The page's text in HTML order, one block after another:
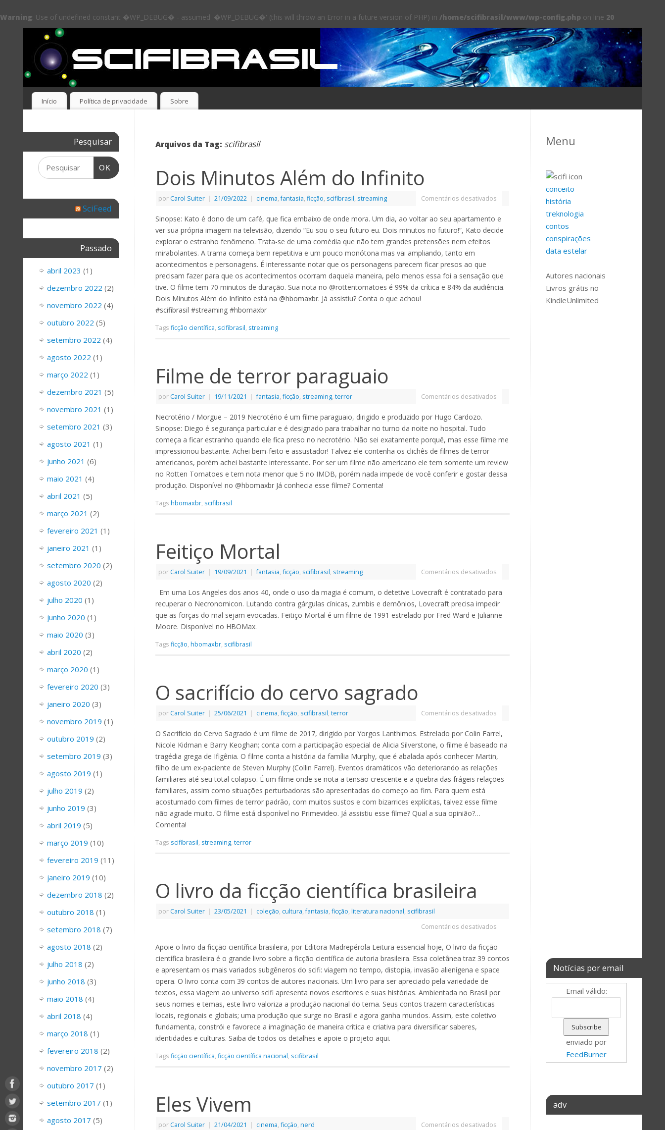
Warning: Use of undefined constant �WP_DEBUG� - assumed '�WP_DEBUG�' (this will throw an Error in a future version of PHP) in /home/scifibrasil/www/wp-config.php on line 20
Início Política de privacidade Sobre
Arquivos da Tag: scifibrasil
Dois Minutos Além do Infinito
porCarol Suiter | 21/09/2022 | cinema,fantasia, ficção, scifibrasil, streaming Comentários desativados
Sinopse: Kato é dono de um café, que fica embaixo de onde mora. Um dia, ao voltar ao seu apartamento e
ver sua própria imagem na televisão, dizendo “Eu sou o seu futuro eu. Dois minutos no futuro!”, Kato decide
explorar o estranho fenômeno. Trata-se de uma comédia que não tem grandes pretensões nem efeitos
mirabolantes. A trama começa bem repetitiva e um pouco monótona mas vai ampliando, tanto em
acontecimentos e personagens. É interessante notar que os personagens parecem ficar presos ao que
precisam fazer para que os acontecimentos ocorram daquela maneira, pelo menos essa foi a sensação que
tive. O filme tem 70 minutos de duração. Sua nota no @rottentomatoes é 99% da crítica e 84% da audiência.
Dois Minutos Além do Infinito está na @hbomaxbr. Já assistiu? Conta o que achou!
#scifibrasil #streaming #hbomaxbr
Tags ficção científica, scifibrasil, streaming
Filme de terror paraguaio
porCarol Suiter | 19/11/2021 | fantasia, ficção, streaming, terror Comentários desativados
Necrotério / Morgue – 2019 Necrotério é um filme paraguaio, dirigido e produzido por Hugo Cardozo.
Sinopse: Diego é segurança particular e é designado para trabalhar no turno da noite no hospital. Tudo
começa a ficar estranho quando ele fica preso no necrotério. Não sei exatamente porquê, mas esse filme me
impressionou bastante. Achei bem-feito e assustador! Talvez ele contenha os clichês de filmes de terror
americanos, porém achei bastante interessante. Por ser um filme não americano ele tem somente um review
no Rotten Tomatoes e tem nota menor que 5 no IMDB, porém nada impede de você conferir e gostar dessa
produção. Disponível no @hbomaxbr Já conhecia esse filme? Comenta!
Tags hbomaxbr, scifibrasil
Feitiço Mortal
porCarol Suiter | 19/09/2021 | fantasia, ficção, scifibrasil, streaming Comentários desativados
Em uma Los Angeles dos anos 40, onde o uso da magia é comum, o detetive Lovecraft é contratado para
recuperar o Necronomicon. Lutando contra gárgulas cínicas, zumbis e demônios, Lovecraft precisa impedir
que as forças do mal sejam evocadas. Feitiço Mortal é um filme de 1991 estrelado por Fred Ward e Julianne
Moore. Disponível no HBOMax.
Tags ficção, hbomaxbr, scifibrasil
O sacrifício do cervo sagrado
porCarol Suiter | 25/06/2021 | cinema, ficção, scifibrasil, terror Comentários desativados
O Sacrifício do Cervo Sagrado é um filme de 2017, dirigido por Yorgos Lanthimos. Estrelado por Colin Farrel,
Nicole Kidman e Barry Keoghan; conta com a participação especial de Alicia Silverstone, o filme é baseado na
tragédia grega de Ifigênia. O filme conta a história da família Murphy, que é abalada após conhecer Martin,
filho de um ex-paciente de Steven Murphy (Collin Farrel). Eventos dramáticos vão deteriorando as relações
familiares até seu total colapso. É um filme onde se nota a tensão crescente e a quebra das frágeis relações
familiares, assim como situações perturbadoras são apresentadas do começo ao fim. Para quem está
acostumado com filmes de terror padrão, com muitos sustos e com bizarrices explícitas, talvez esse filme
não agrade muito. O filme está disponível no Primevideo. Já assistiu esse filme? Qual a sua opinião?…
Comenta!
Tags scifibrasil, streaming, terror
O livro da ficção científica brasileira
porCarol Suiter | 23/05/2021 | coleção, cultura,fantasia, ficção, literatura nacional, scifibrasil
Comentários desativados
Apoie o livro da ficção científica brasileira, por Editora Madrepérola Leitura essencial hoje, O livro da ficção
científica brasileira é o grande livro sobre a ficção científica de autoria brasileira. Essa coletânea traz 39 contos
e apresentam os mais variados subgêneros do scifi: viagem no tempo, distopia, invasão alienígena e space
opera. O livro conta com 39 contos de autores nacionais. Um livro para ser apreciado pela variedade de
textos, essa viagem ao universo scifi apresenta novos escritores e suas histórias. Ambientada no Brasil por
seus nomes e temas, este livro valoriza a produção nacional do tema. Seus contos trazem características
locais, regionais e globais; uma produção que surge no Brasil e agora ganha mundos. Assim, este coletivo
fundamenta, constrói e favorece a imaginação de maneira crítica e criativa para diversificar saberes,
identidades e culturas. Saiba de todos os detalhes e apoie o projeto aqui.
Tags ficção científica, ficção científica nacional, scifibrasil
Eles Vivem
porCarol Suiter | 21/04/2021 | cinema, ficção, nerd Comentários desativados
Pesquisar
OK
SciFeed
Passado
abril 2023 (1)
dezembro 2022 (2)
novembro 2022 (4)
outubro 2022 (5)
setembro 2022 (4)
agosto 2022 (1)
março 2022 (1)
dezembro 2021 (5)
novembro 2021 (1)
setembro 2021 (3)
agosto 2021 (1)
junho 2021 (6)
maio 2021 (4)
abril 2021 (5)
março 2021 (2)
fevereiro 2021 (1)
janeiro 2021 (1)
setembro 2020 (2)
agosto 2020 (2)
julho 2020 (1)
junho 2020 (1)
maio 2020 (3)
abril 2020 (2)
março 2020 (1)
fevereiro 2020 (3)
janeiro 2020 (3)
novembro 2019 (1)
outubro 2019 (2)
setembro 2019 (3)
agosto 2019 (1)
julho 2019 (2)
junho 2019 (3)
abril 2019 (5)
março 2019 (10)
fevereiro 2019 (11)
janeiro 2019 (10)
dezembro 2018 (2)
outubro 2018 (1)
setembro 2018 (7)
agosto 2018 (2)
julho 2018 (2)
junho 2018 (3)
maio 2018 (4)
abril 2018 (4)
março 2018 (1)
fevereiro 2018 (2)
novembro 2017 (2)
outubro 2017 (1)
setembro 2017 (1)
agosto 2017 (5)
Menu
conceito
história
treknologia
contos
conspirações
data estelar
Autores nacionais
Livros grátis no
KindleUnlimited
Notícias por email
Email válido:
enviado por
FeedBurner
adv